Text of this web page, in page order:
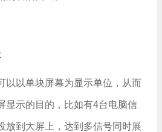
以以单块屏幕为显示单位，从而
显示的目的，比如有4台电脑信
放到大屏上，达到多信号同时展